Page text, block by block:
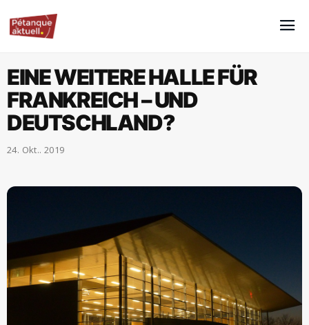
EINE WEITERE HALLE FÜR
FRANKREICH – UND
DEUTSCHLAND?
24. Okt.. 2019